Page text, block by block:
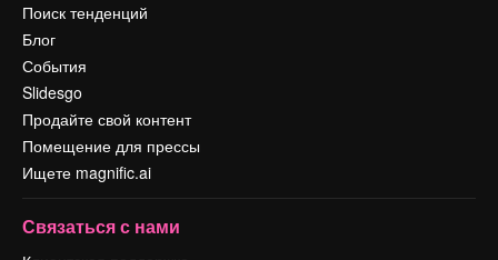
Поиск тенденций
Блог
События
Slidesgo
Продайте свой контент
Помещение для прессы
Ищете magnific.ai
Связаться с нами